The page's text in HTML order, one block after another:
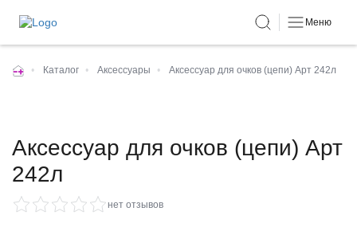
Меню
• Каталог • Аксессуары • Аксессуар для очков (цепи) Арт 242л
Аксессуар для очков (цепи) Арт
242л
нет отзывов